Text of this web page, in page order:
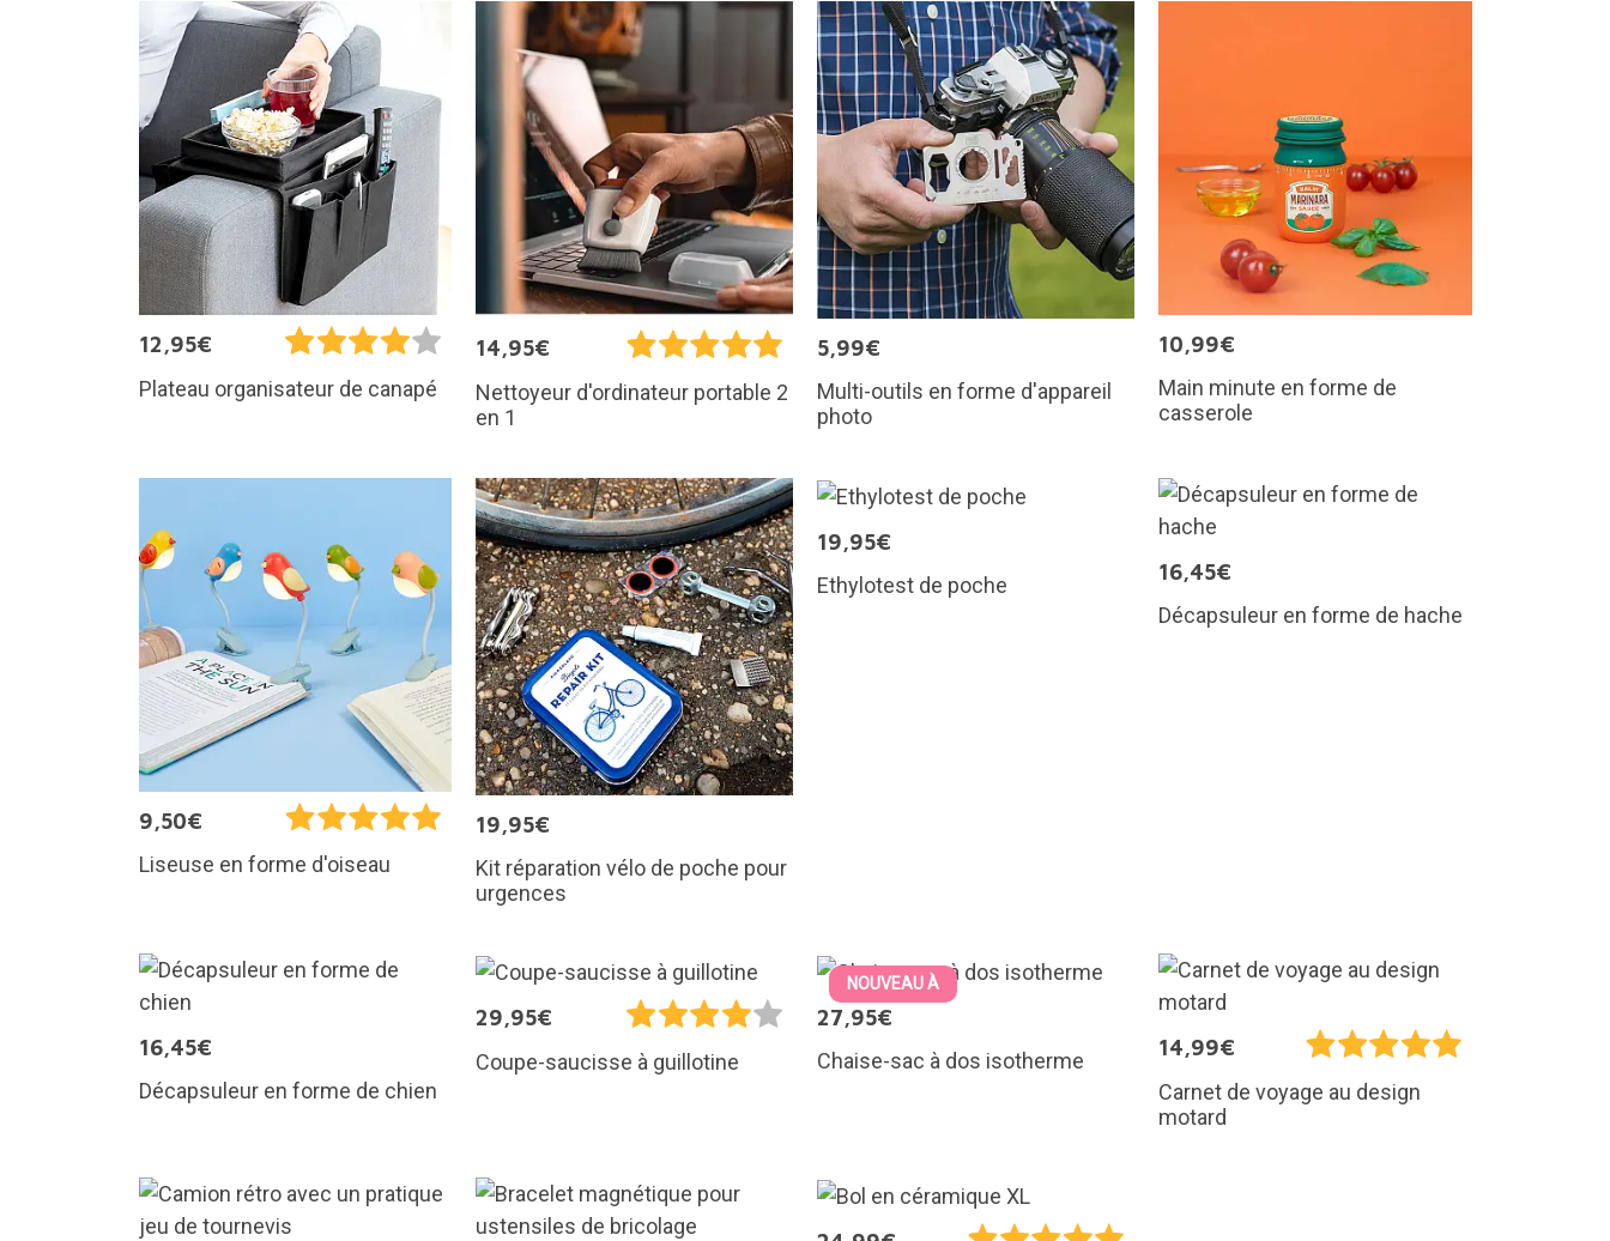
12,95€
Plateau organisateur de canapé
14,95€
Nettoyeur d'ordinateur portable 2
en 1
5,99€
Multi-outils en forme d'appareil
photo
10,99€
Main minute en forme de
casserole
9,50€
Liseuse en forme d'oiseau
19,95€
Kit réparation vélo de poche pour
urgences
19,95€
Ethylotest de poche
16,45€
Décapsuleur en forme de hache
16,45€
Décapsuleur en forme de chien
29,95€
Coupe-saucisse à guillotine
NOUVEAU À
27,95€
Chaise-sac à dos isotherme
14,99€
Carnet de voyage au design
motard